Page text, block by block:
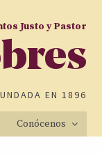
Justo y Pastor
EN 1896
Conócenos